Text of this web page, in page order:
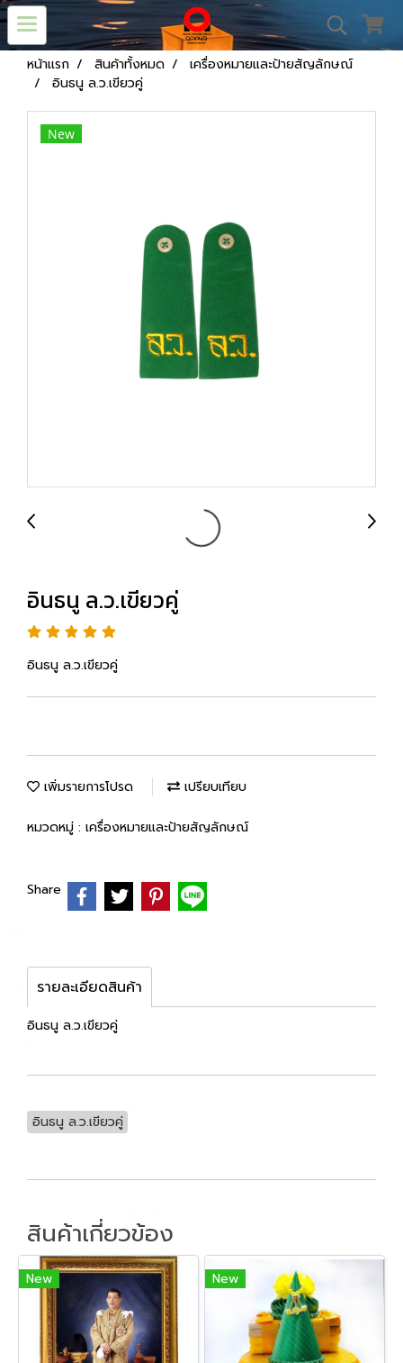
หน้าแรก สินค้าทั้งหมด
เครื่องหมายและป้ายสัญลักษณ์
อินธนู ล.ว.เขียวคู่
New
อินธนู ล.ว.เขียวคู่
อินธนู ล.ว.เขียวคู่
เพิ่มรายการโปรด เปรียบเทียบ
หมวดหมู่ : เครื่องหมายและป้ายสัญลักษณ์
Share
รายละเอียดสินค้า
อินธนู ล.ว.เขียวคู่
อินธนู ล.ว.เขียวคู่
สินค้าเกี่ยวข้อง
New New